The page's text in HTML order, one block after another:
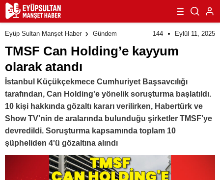
Eyüp Sultan Manşet Haber Gündem 144 Eylül 11, 2025
TMSF Can Holding’e kayyum
olarak atandı
İstanbul Küçükçekmece Cumhuriyet Başsavcılığı
tarafından, Can Holding'e yönelik soruşturma başlatıldı.
10 kişi hakkında gözaltı kararı verilirken, Habertürk ve
Show TV'nin de aralarında bulunduğu şirketler TMSF'ye
devredildi. Soruşturma kapsamında toplam 10
şüpheliden 4'ü gözaltına alındı